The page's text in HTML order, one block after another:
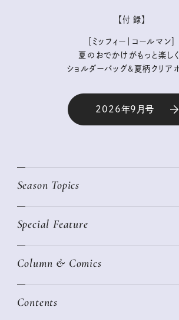
【付 録】
［ミッフィー｜コールマン］
夏のおでかけがもっと楽しく
ショルダーバッグ&夏柄クリア
2026年9月号
Season Topics
真夏のひんやりグッズ 2026
ニトリ・イケア・無印良品で賢くおしゃれなインテ
絶品、お餅レシピ大集合！
Special Feature
2026年春夏 トレンドファッションニュース
女子旅おすすめスポット 暮らすように心地い
Column & Comics
ぐれいさん
Contents